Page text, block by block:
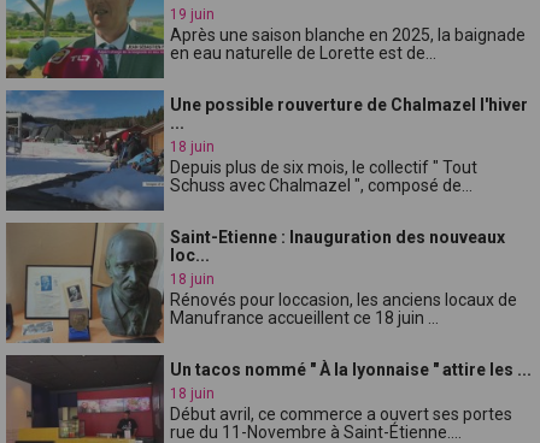
19 juin
Après une saison blanche en 2025, la baignade
en eau naturelle de Lorette est de...
Une possible rouverture de Chalmazel l'hiver
...
18 juin
Depuis plus de six mois, le collectif " Tout
Schuss avec Chalmazel ", composé de...
Saint-Etienne : Inauguration des nouveaux
loc...
18 juin
Rénovés pour loccasion, les anciens locaux de
Manufrance accueillent ce 18 juin ...
Un tacos nommé " À la lyonnaise " attire les ...
18 juin
Début avril, ce commerce a ouvert ses portes
rue du 11-Novembre à Saint-Étienne....